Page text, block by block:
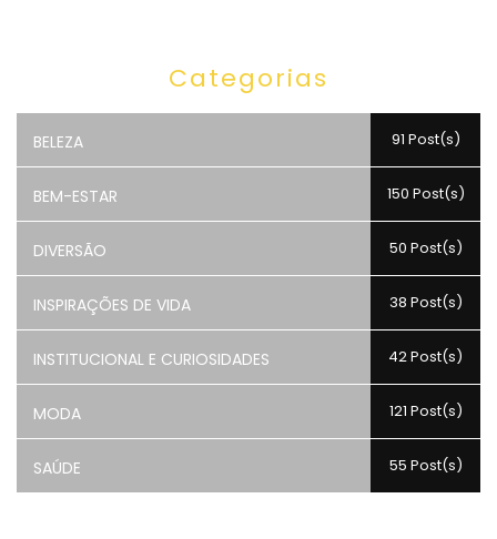
Categorias
BELEZA 91 Post(s)
BEM-ESTAR 150 Post(s)
DIVERSÃO 50 Post(s)
INSPIRAÇÕES DE VIDA 38 Post(s)
INSTITUCIONAL E CURIOSIDADES 42 Post(s)
MODA 121 Post(s)
SAÚDE 55 Post(s)